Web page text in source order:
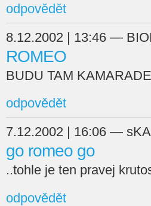
odpovědět
8.12.2002 | 13:46 —
ROMEO
BUDU TAM KAMARADE
odpovědět
7.12.2002 | 16:06 —
go romeo go
..tohle je ten pravej
odpovědět